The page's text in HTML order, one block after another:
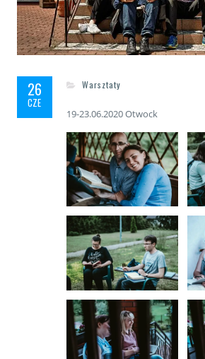
26
CZE
Warsztaty
19-23.06.2020 Otwock